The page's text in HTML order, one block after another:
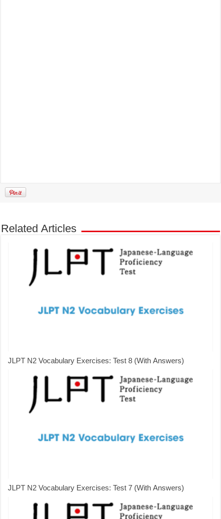
Related Articles
JLPT N2 Vocabulary Exercises: Test 8 (With Answers)
JLPT N2 Vocabulary Exercises: Test 7 (With Answers)